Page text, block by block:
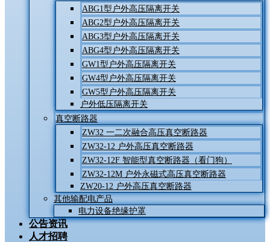
ABG1型户外高压隔离开关
ABG2型户外高压隔离开关
ABG3型户外高压隔离开关
ABG4型户外高压隔离开关
GW1型户外高压隔离开关
GW4型户外高压隔离开关
GW5型户外高压隔离开关
户外低压隔离开关
真空断路器
ZW32 一二次融合高压真空断路器
ZW32-12 户外高压真空断路器
ZW32-12F 智能型真空断路器（看门狗）
ZW32-12M 户外永磁式高压真空断路器
ZW20-12 户外高压真空断路器
其他输配电产品
电力设备绝缘护罩
公告资讯
人才招聘